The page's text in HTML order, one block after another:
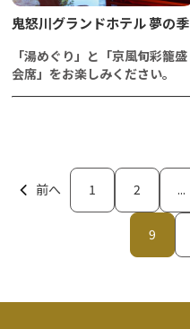
鬼怒川グランドホテル 夢の季
「湯めぐり」と「京風旬彩籠盛
会席」をお楽しみください。
前へ 1 2 ...
9